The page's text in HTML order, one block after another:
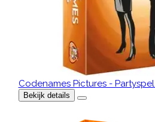
Codenames Pictures - Partyspel
Bekijk details